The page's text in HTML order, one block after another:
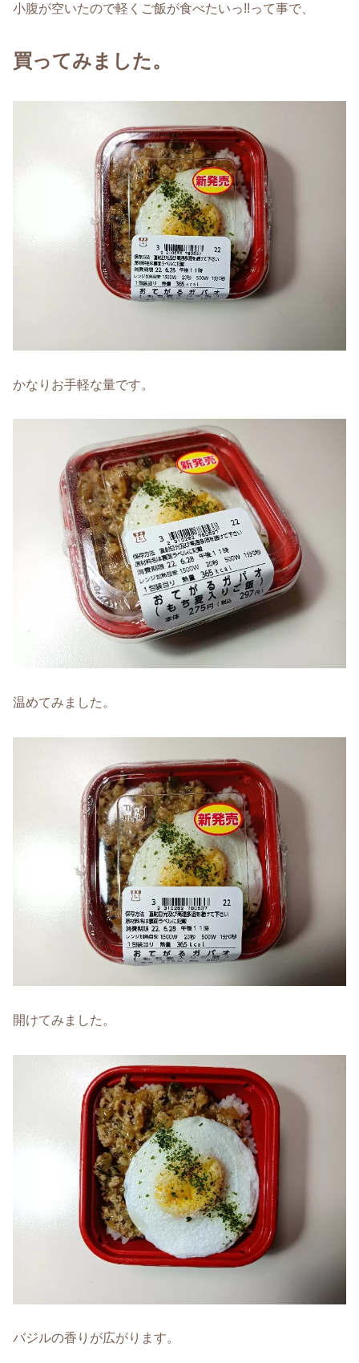
小腹が空いたので軽くご飯が食べたいっ!!って事で、
買ってみました。
かなりお手軽な量です。
温めてみました。
開けてみました。
バジルの香りが広がります。